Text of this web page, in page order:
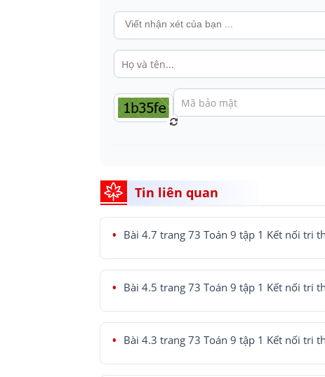
Tin liên quan
Bài 4.7 trang 73 Toán 9 tập 1 Kết nối tri
Bài 4.5 trang 73 Toán 9 tập 1 Kết nối tri
Bài 4.3 trang 73 Toán 9 tập 1 Kết nối tri